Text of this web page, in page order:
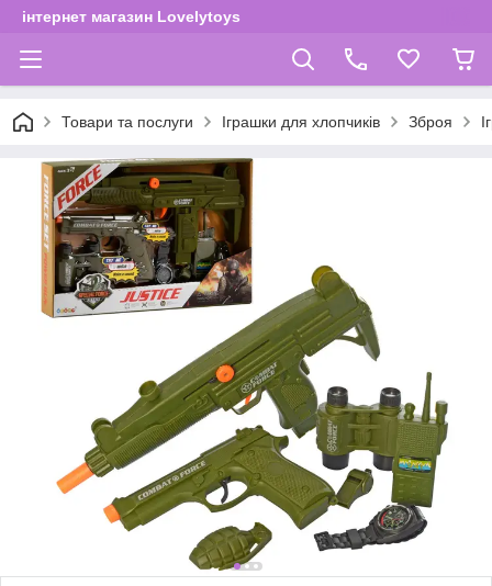
інтернет магазин Lovelytoys
Товари та послуги Іграшки для хлопчиків Зброя